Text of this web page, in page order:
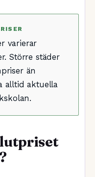
varierar
Större städer
än
alltid aktuella